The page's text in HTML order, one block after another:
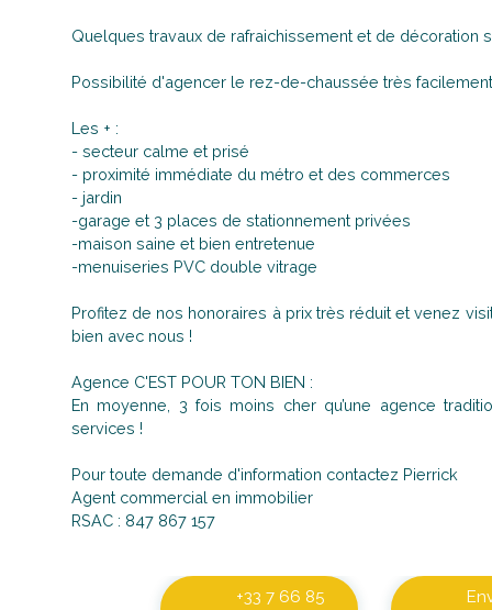
Quelques travaux de rafraichissement et de décoration
Possibilité d'agencer le rez-de-chaussée très facilement.
Les + :
- secteur calme et prisé
- proximité immédiate du métro et des commerces
- jardin
-garage et 3 places de stationnement privées
-maison saine et bien entretenue
-menuiseries PVC double vitrage
Profitez de nos honoraires à prix très réduit et venez
bien avec nous !
Agence C'EST POUR TON BIEN :
En moyenne, 3 fois moins cher qu’une agence
services !
Pour toute demande d'information contactez Pierrick
Agent commercial en immobilier
RSAC : 847 867 157
+33 7 66 85